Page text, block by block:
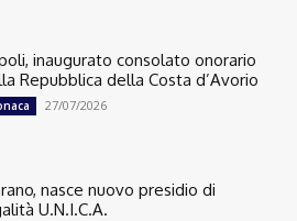
inaugurato consolato onorario
Repubblica della Costa d’Avorio
27/07/2026
nasce nuovo presidio di
U.N.I.C.A.